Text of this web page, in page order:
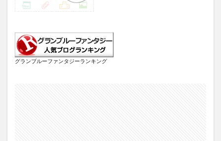
グランブルーファンタジーランキング